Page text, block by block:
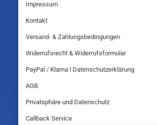
Impressum
Kontakt
Versand- & Zahlungsbedingungen
Widerrufsrecht & Widerrufsformular
PayPal / Klarna l Datenschutzerklärung
AGB
Privatsphäre und Datenschutz
Callback Service